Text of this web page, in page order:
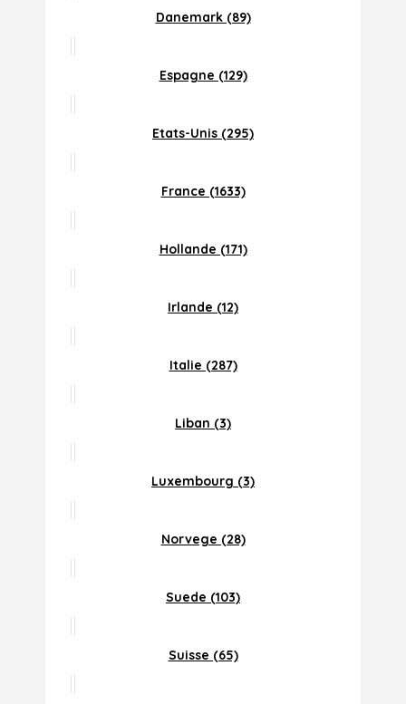
Danemark (89)
Espagne (129)
Etats-Unis (295)
France (1633)
Hollande (171)
Irlande (12)
Italie (287)
Liban (3)
Luxembourg (3)
Norvege (28)
Suede (103)
Suisse (65)